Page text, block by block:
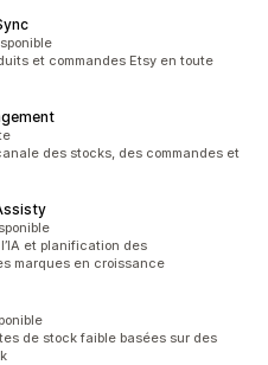
et commandes Etsy en toute
des stocks, des commandes et
et planification des
marques en croissance
de stock faible basées sur des